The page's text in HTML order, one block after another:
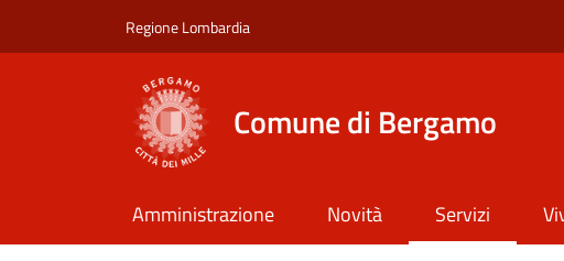
Regione Lombardia
Comune di Bergamo
Amministrazione Novità Servizi